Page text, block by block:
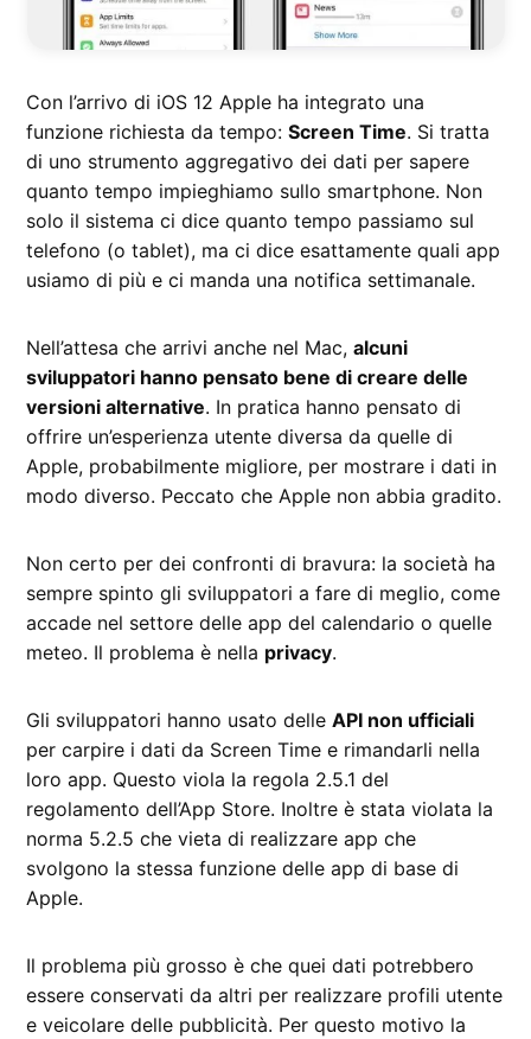
Con l’arrivo di iOS 12 Apple ha integrato una
funzione richiesta da tempo:Screen Time. Si tratta
di uno strumento aggregativo dei dati per sapere
quanto tempo impieghiamo sullo smartphone. Non
solo il sistema ci dice quanto tempo passiamo sul
telefono (o tablet), ma ci dice esattamente quali app
usiamo di più e ci manda una notifica settimanale.
Nell’attesa che arrivi anche nel Mac,alcuni
sviluppatori hanno pensato bene di creare delle
versioni alternative. In pratica hanno pensato di
offrire un’esperienza utente diversa da quelle di
Apple, probabilmente migliore, per mostrare i dati in
modo diverso. Peccato che Apple non abbia gradito.
Non certo per dei confronti di bravura: la società ha
sempre spinto gli sviluppatori a fare di meglio, come
accade nel settore delle app del calendario o quelle
meteo. Il problema è nella privacy.
Gli sviluppatori hanno usato delleAPI non ufficiali
per carpire i dati da Screen Time e rimandarli nella
loro app. Questo viola la regola 2.5.1 del
regolamento dell’App Store. Inoltre è stata violata la
norma 5.2.5 che vieta di realizzare app che
svolgono la stessa funzione delle app di base di
Apple.
Il problema più grosso è che quei dati potrebbero
essere conservati da altri per realizzare profili utente
e veicolare delle pubblicità. Per questo motivo la